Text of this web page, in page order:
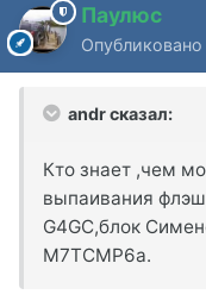
Паулюс
Опубликовано
andr сказал:
Кто знает ,чем
выпаивания
G4GC,блок
M7TCMP6a.